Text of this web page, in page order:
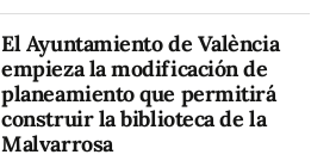
El Ayuntamiento de València
empieza la modificación de
planeamiento que permitirá
construir la biblioteca de la
Malvarrosa